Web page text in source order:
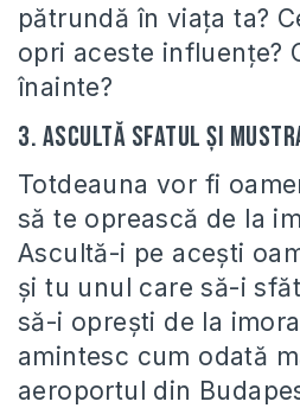
pătrundă în viaţa ta?
opri aceste influenţe?
înainte?
3. Ascultă sfatul şi
Totdeauna vor fi
să te oprească de la
Ascultă-i pe aceşti
şi tu unul care să-i
să-i opreşti de la
amintesc cum odată
aeroportul din